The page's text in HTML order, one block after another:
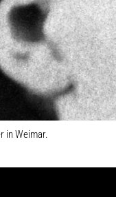
in Weimar.